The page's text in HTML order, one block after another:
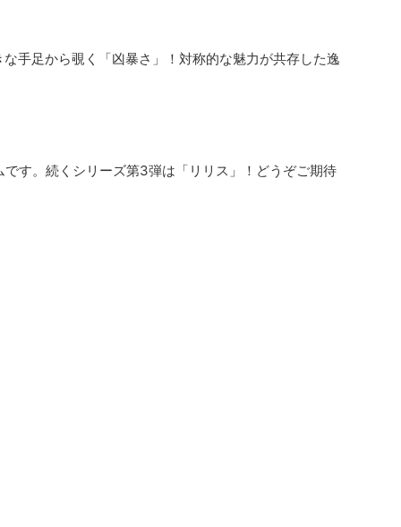
手足から覗く「凶暴さ」！対称的な魅力が共存した逸
す。続くシリーズ第3弾は「リリス」！どうぞご期待